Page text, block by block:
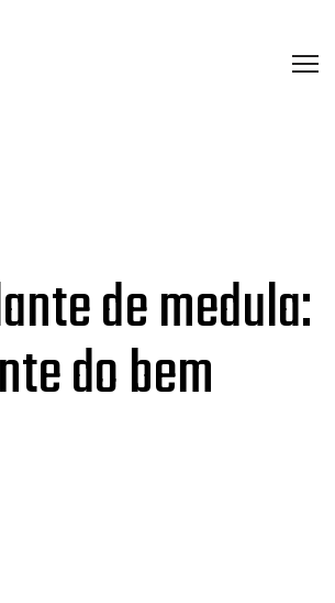
de medula:
do bem